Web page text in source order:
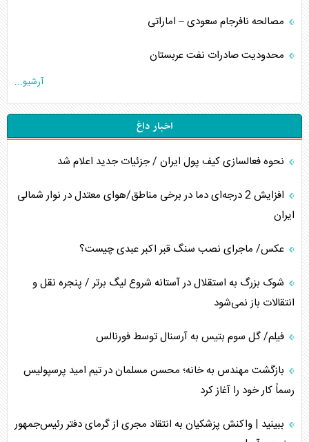
مصالحه نافرجام سعودی – اماراتی
محدودیت صادرات نفت عربستان
آرشیو...
اخبار داغ
نحوه فعالسازی کیف پول ایران / جزئیات جدید اعلام شد
افزایش 2 درجه‌ای دما در برخی مناطق/هوای معتدل در نوار شمالی
ایران
عکس/ ماجرای نصب سنگ قبر اکبر عبدی چیست؟
شوک بزرگ به استقلال در آستانه شروع لیگ برتر / پنجره نقل و
انتقالات باز نمی‌شود
فیلم/ گل سوم بتیس به آرسنال توسط فورنالس
بازگشت مهندس به خانه؛ محسن مسلمان در تیم امید پرسپولیس
رسماً کار خود را آغاز کرد
ببینید | واکنش پزشکیان به انتقاد مجری از گرمای دفتر رئیس‌جمهور